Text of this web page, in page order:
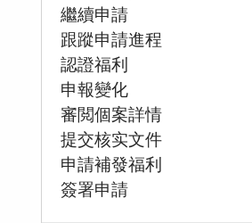
繼續申請
跟蹤申請進程
認證福利
申報變化
審閲個案詳情
提交核实文件
申請補發福利
簽署申請